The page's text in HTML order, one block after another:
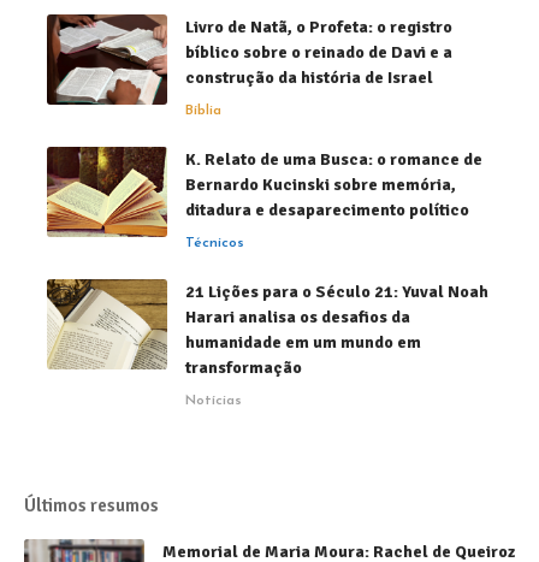
Livro de Natã, o Profeta: o registro
bíblico sobre o reinado de Davi e a
construção da história de Israel
Bíblia
K. Relato de uma Busca: o romance de
Bernardo Kucinski sobre memória,
ditadura e desaparecimento político
Técnicos
21 Lições para o Século 21: Yuval Noah
Harari analisa os desafios da
humanidade em um mundo em
transformação
Notícias
Últimos resumos
Memorial de Maria Moura: Rachel de Queiroz